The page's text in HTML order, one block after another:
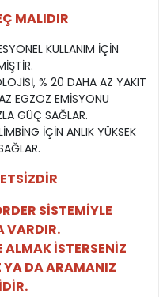
MALIDIR
KULLANIM İÇİN
% 20 DAHA AZ YAKIT
EGZOZ EMİSYONU
GÜÇ SAĞLAR.
İÇİN ANLIK YÜKSEK
SİSTEMİYLE
VARDIR.
İSTERSENİZ
DA ARAMANIZ